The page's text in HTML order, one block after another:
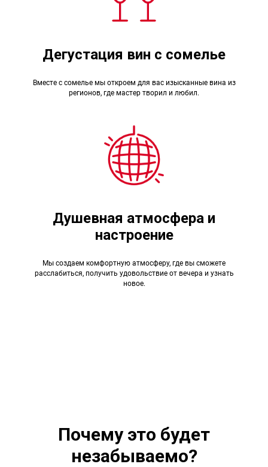
Дегустация вин с сомелье
Вместе с сомелье мы откроем для вас изысканные вина из
регионов, где мастер творил и любил.
Душевная атмосфера и
настроение
Мы создаем комфортную атмосферу, где вы сможете
расслабиться, получить удовольствие от вечера и узнать
новое.
Почему это будет
незабываемо?